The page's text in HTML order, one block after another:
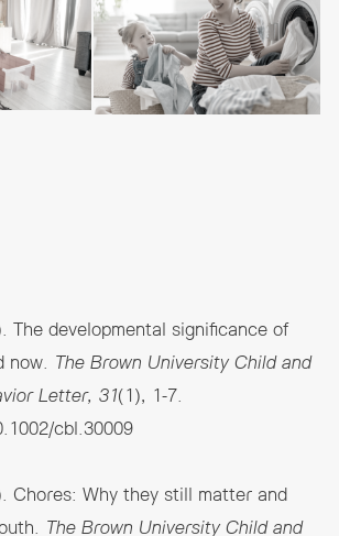
The developmental significance of
now. The Brown University Child and
Letter, 31(1), 1-7.
cbl.30009
Chores: Why they still matter and
The Brown University Child and